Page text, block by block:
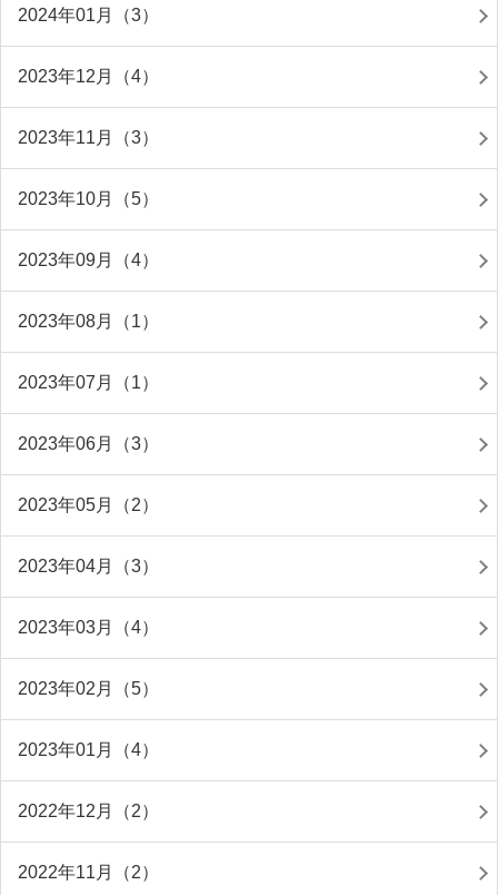
2024年01月（3）
2023年12月（4）
2023年11月（3）
2023年10月（5）
2023年09月（4）
2023年08月（1）
2023年07月（1）
2023年06月（3）
2023年05月（2）
2023年04月（3）
2023年03月（4）
2023年02月（5）
2023年01月（4）
2022年12月（2）
2022年11月（2）